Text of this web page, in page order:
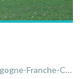
Comté, France